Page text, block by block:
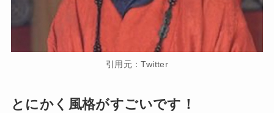
引用元：Twitter
とにかく風格がすごいです！